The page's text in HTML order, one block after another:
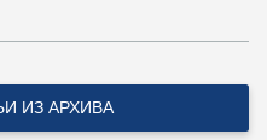
ИЗ АРХИВА